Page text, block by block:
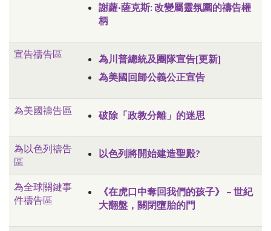
謝蘿·薩克斯: 改變屬靈氛圍的禱告權
柄
宣告禱告區
為川普總統及團隊宣告[更新]
為美國回歸公義公正宣告
為美國禱告區 破除「政教分離」的迷思
為以色列禱告
區
以色列將開始建造聖殿?
為全球關鍵事
件禱告區
《在虎口中奪回我們的孩子》 – 世紀
大翻盤，關閉墮胎的門